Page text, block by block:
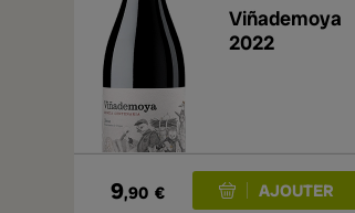
Viñademoya
2022
9,90 €